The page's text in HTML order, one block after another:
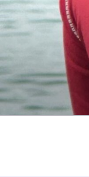
Aller
contenu